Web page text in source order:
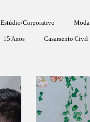
Estúdio/Corporativo Moda
15 Anos Casamento Civil